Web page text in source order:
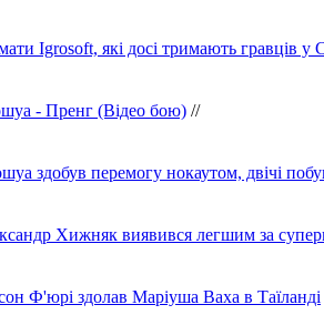
Igrosoft, які досі тримають гравців
- Пренг (Відео бою) //
здобув перемогу нокаутом, двічі
Хижняк виявився легшим за
Ф'юрі здолав Маріуша Ваха в Таїланді